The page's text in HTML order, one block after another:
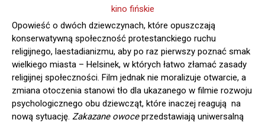
Opowieść o dwóch dziewczynach, które opuszczają
konserwatywną społeczność protestanckiego ruchu
religijnego, laestadianizmu, aby po raz pierwszy poznać smak
wielkiego miasta – Helsinek, w których łatwo złamać zasady
religijnej społeczności. Film jednak nie moralizuje otwarcie, a
zmiana otoczenia stanowi tło dla ukazanego w filmie rozwoju
psychologicznego obu dziewcząt, które inaczej reagują na
nową sytuację. Zakazane owoceprzedstawiają uniwersalną